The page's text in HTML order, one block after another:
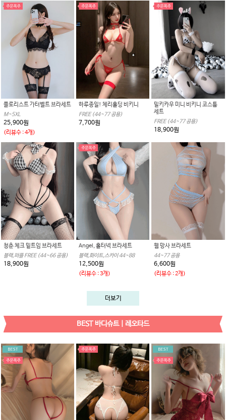
플로리스트 가터벨트 브라세트
M~5XL
25,900원
(리뷰수 : 4개)
하루종일! 체리홀딩 비키니
FREE (44~77 공용)
7,700원
밀키카우 미니 비키니 코스튬
세트
FREE (44~77 공용)
18,900원
청춘 체크 밑트임 브라세트
블랙,퍼플 FREE (44~66 공용)
18,900원
Angel, 홀터넥 브라세트
블랙,화이트,스카이 44~88
12,500원
(리뷰수 : 3개)
웹 망사 브라세트
44~77 공용
6,600원
(리뷰수 : 2개)
더보기
BEST 바디슈트 | 레오타드